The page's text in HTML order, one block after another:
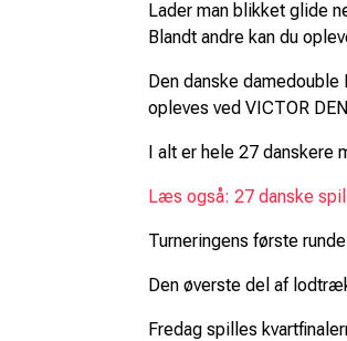
Lader man blikket glide
Blandt andre kan du
Den danske
opleves ved VICTOR
I alt er hele 27 danskere
Læs også: 27 danske
Turneringens første
Den øverste del af
Fredag spilles